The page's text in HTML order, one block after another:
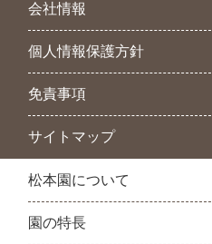
会社情報
個人情報保護方針
免責事項
サイトマップ
松本園について
園の特長